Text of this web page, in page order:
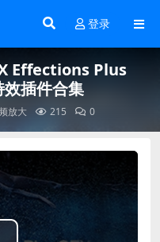
登录
Effections Plus
效插件合集
放大 215 0